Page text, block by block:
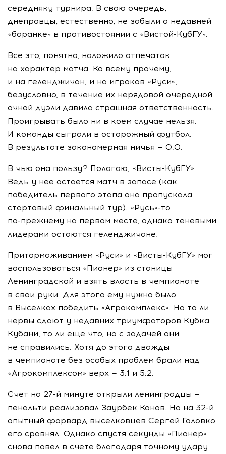
середняку турнира. В свою очередь,
днепровцы, естественно, не забыли о недавней
«баранке» в противостоянии с «Вистой-КубГУ».
Все это, понятно, наложило отпечаток
на характер матча. Ко всему прочему,
и на геленджичан, и на игроков «Руси»,
безусловно, в течение их нерядовой очередной
очной дуэли давила страшная ответственность.
Проигрывать было ни в коем случае нельзя.
И команды сыграли в осторожный футбол.
В результате закономерная ничья — 0:0.
В чью она пользу? Полагаю, «Висты-КубГУ».
Ведь у нее остается матч в запасе (как
победитель первого этапа она пропускала
стартовый финальный тур). «Русь»-то
по-прежнему на первом месте, однако теневыми
лидерами остаются геленджичане.
Притормаживанием «Руси» и «Висты-КубГУ» мог
воспользоваться «Пионер» из станицы
Ленинградской и взять власть в чемпионате
в свои руки. Для этого ему нужно было
в Выселках победить «Агрокомплекс». Но то ли
нервы сдают у недавних триумфаторов Кубка
Кубани, то ли еще что, но с задачей они
не справились. Хотя до этого дважды
в чемпионате без особых проблем брали над
«Агрокомплексом» верх — 3:1 и 5:2.
Счет на 27-й минуте открыли ленинградцы —
пенальти реализовал Заурбек Конов. Но на 32-й
опытный форвард выселковцев Сергей Головко
его сравнял. Однако спустя секунды «Пионер»
снова повел в счете благодаря точному удару